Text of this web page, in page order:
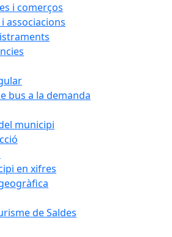
i comerços
associacions
bus a la demanda
municipi
en xifres
de Saldes